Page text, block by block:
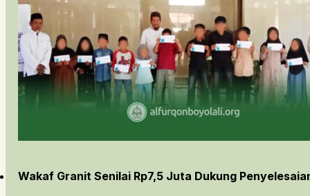
Wakaf Granit Senilai Rp7,5 Juta Dukung